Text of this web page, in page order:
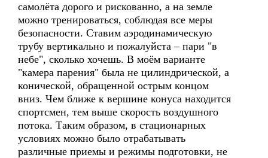
самолёта дорого и рискованно, а на земле
можно тренироваться, соблюдая все меры
безопасности. Ставим аэродинамическую
трубу вертикально и пожалуйста – пари "в
небе", сколько хочешь. В моём варианте
"камера парения" была не цилиндрической, а
конической, обращенной острым концом
вниз. Чем ближе к вершине конуса находится
спортсмен, тем выше скорость воздушного
потока. Таким образом, в стационарных
условиях можно было отрабатывать
различные приемы и режимы подготовки, не